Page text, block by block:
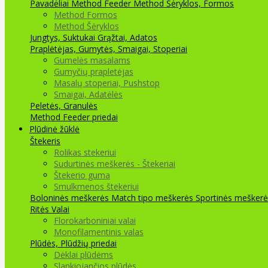
Pavadėliai Method Feeder Method Šėryklos, Formos
Method Formos
Method Šėryklos
Jungtys, Suktukai Grąžtai, Adatos
Praplėtėjas, Gumytės, Smaigai, Stoperiai
Gumelės masalams
Gumyčių prapletėjas
Masalų stoperiai, Pushstop
Smaigai, Adatėlės
Peletės, Granulės
Method Feeder priedai
Plūdinė žūklė
Štekeris
Rolikas stekeriui
Sudurtinės meškerės - Štekeriai
Štekerio guma
Smulkmenos štekeriui
Boloninės meškerės Match tipo meškerės Sportinės
Ritės Valai
Florokarboniniai valai
Monofilamentinis valas
Plūdės, Plūdžių priedai
Dėklai plūdėms
Slankiojančios plūdės